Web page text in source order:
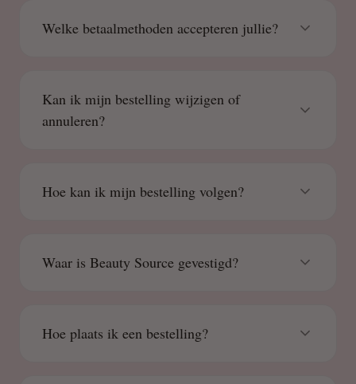
Welke betaalmethoden accepteren jullie?
Kan ik mijn bestelling wijzigen of
annuleren?
Hoe kan ik mijn bestelling volgen?
Waar is Beauty Source gevestigd?
Hoe plaats ik een bestelling?